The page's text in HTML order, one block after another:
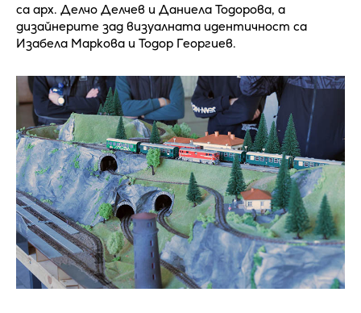
са арх. Делчо Делчев и Даниела Тодорова, а
дизайнерите зад визуалната идентичност са
Изабела Маркова и Тодор Георгиев.